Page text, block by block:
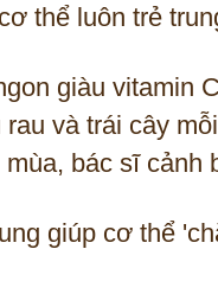
thể luôn trẻ
giàu vitamin
và trái cây
bác sĩ cảnh
giúp cơ thể